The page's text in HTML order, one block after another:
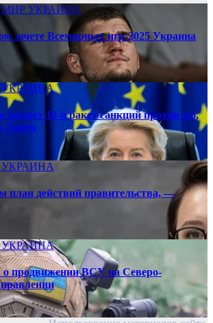
МИР УКРАИНА
зачете Всемирных игр-2025 Украина
УКРАИНА
примет 19-й ракет санкций против рф,
Ляйен
УКРАИНА
план действий правительства, —
УКРАИНА
о продвижении ВСУ на Северо-